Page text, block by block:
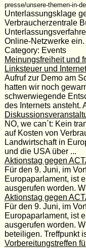
presse/unsere-themen-in-
Unterlassungsklage
Verbraucherzentrale
Online-Netzwerke ein.
Category: Events
Meinungsfreiheit und
Linksteuer und
Aufruf zur Demo am
hatten wir noch
schwerwiegende
des Internets ansteht.
NO, we can´t: Kein
auf Kosten von
Landwirtschaft in
und die USA über ...
Aktionstag gegen
Für den 9. Juni, im
Europaparlament, ist
ausgerufen worden.
Aktionstag gegen
Für den 9. Juni, im
Europaparlament, ist
ausgerufen worden.
beteiligen. Treffpunkt
Vorbereitungstreffen